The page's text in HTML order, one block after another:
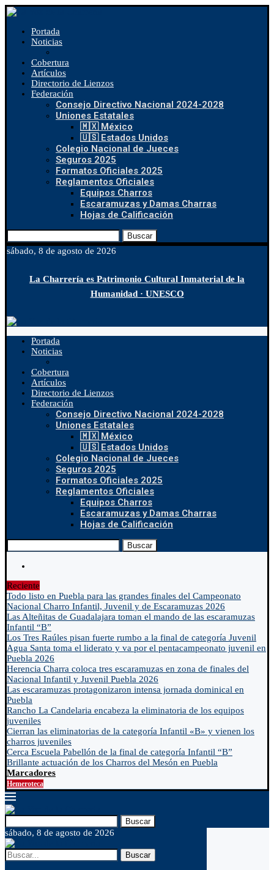
Portada
Noticias
Cobertura
Artículos
Directorio de Lienzos
Federación
Consejo Directivo Nacional 2024-2028
Uniones Estatales
🇲🇽 México
🇺🇸 Estados Unidos
Colegio Nacional de Jueces
Seguros 2025
Formatos Oficiales 2025
Reglamentos Oficiales
Equipos Charros
Escaramuzas y Damas Charras
Hojas de Calificación
Buscar
sábado, 8 de agosto de 2026
La Charrería es Patrimonio Cultural Inmaterial de la
Humanidad · UNESCO
Portada
Noticias
Cobertura
Artículos
Directorio de Lienzos
Federación
Consejo Directivo Nacional 2024-2028
Uniones Estatales
🇲🇽 México
🇺🇸 Estados Unidos
Colegio Nacional de Jueces
Seguros 2025
Formatos Oficiales 2025
Reglamentos Oficiales
Equipos Charros
Escaramuzas y Damas Charras
Hojas de Calificación
Buscar
Reciente
Todo listo en Puebla para las grandes finales del Campeonato
Nacional Charro Infantil, Juvenil y de Escaramuzas 2026
Las Alteñitas de Guadalajara toman el mando de las escaramuzas
Infantil “B”
Los Tres Raúles pisan fuerte rumbo a la final de categoría Juvenil
Agua Santa toma el liderato y va por el pentacampeonato juvenil en
Puebla 2026
Herencia Charra coloca tres escaramuzas en zona de finales del
Nacional Infantil y Juvenil Puebla 2026
Las escaramuzas protagonizaron intensa jornada dominical en
Puebla
Rancho La Candelaria encabeza la eliminatoria de los equipos
juveniles
Cierran las eliminatorias de la categoría Infantil «B» y vienen los
charros juveniles
Cerca Escuela Pabellón de la final de categoría Infantil “B”
Brillante actuación de los Charros del Mesón en Puebla
Marcadores
Hemeroteca
Buscar
sábado, 8 de agosto de 2026
Buscar